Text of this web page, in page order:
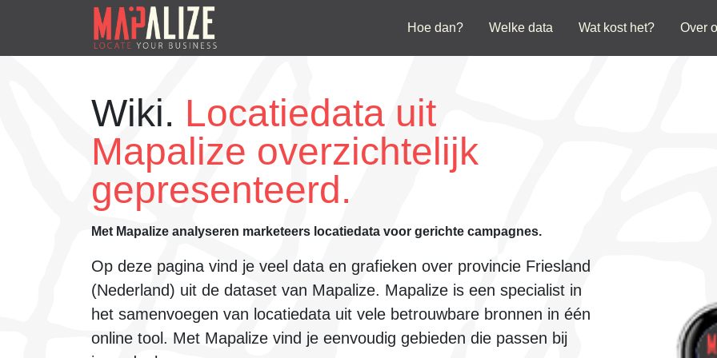
Hoe dan? Welke data Wat kost het? Over
Wiki. Locatiedata uit
Mapalize overzichtelijk
gepresenteerd.
Met Mapalize analyseren marketeers locatiedata voor gerichte campagnes.
Op deze pagina vind je veel data en grafieken over provincie Friesland
(Nederland) uit de dataset van Mapalize. Mapalize is een specialist in
het samenvoegen van locatiedata uit vele betrouwbare bronnen in één
online tool. Met Mapalize vind je eenvoudig gebieden die passen bij